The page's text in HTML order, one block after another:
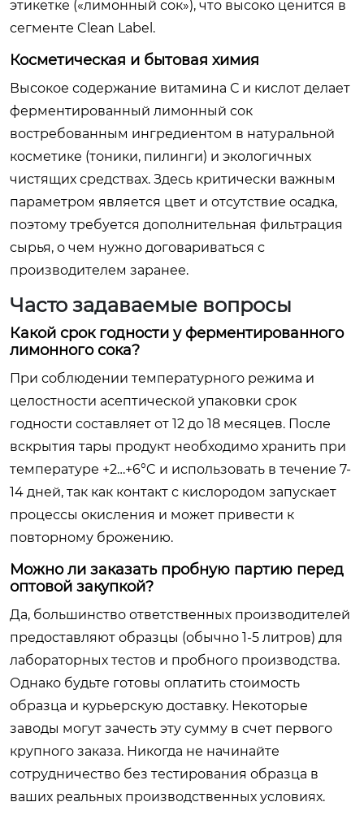
этикетке («лимонный сок»), что высоко ценится в
сегменте Clean Label.
Косметическая и бытовая химия
Высокое содержание витамина С и кислот делает
ферментированный лимонный сок
востребованным ингредиентом в натуральной
косметике (тоники, пилинги) и экологичных
чистящих средствах. Здесь критически важным
параметром является цвет и отсутствие осадка,
поэтому требуется дополнительная фильтрация
сырья, о чем нужно договариваться с
производителем заранее.
Часто задаваемые вопросы
Какой срок годности у ферментированного
лимонного сока?
При соблюдении температурного режима и
целостности асептической упаковки срок
годности составляет от 12 до 18 месяцев. После
вскрытия тары продукт необходимо хранить при
температуре +2…+6°C и использовать в течение 7-
14 дней, так как контакт с кислородом запускает
процессы окисления и может привести к
повторному брожению.
Можно ли заказать пробную партию перед
оптовой закупкой?
Да, большинство ответственных производителей
предоставляют образцы (обычно 1-5 литров) для
лабораторных тестов и пробного производства.
Однако будьте готовы оплатить стоимость
образца и курьерскую доставку. Некоторые
заводы могут зачесть эту сумму в счет первого
крупного заказа. Никогда не начинайте
сотрудничество без тестирования образца в
ваших реальных производственных условиях.